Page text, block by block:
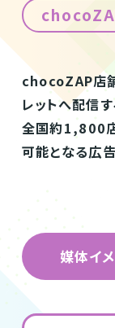
chocoZAP店
レットへ配信
全国約1,800
可能となる広告
媒体イ